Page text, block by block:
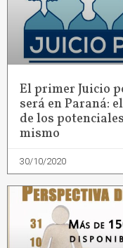
El primer Juicio
será en Paraná:
de los
mismo
30/10/2020